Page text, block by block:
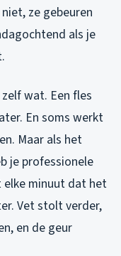
ze gebeuren
als je
wat. Een fles
En soms werkt
Maar als het
je professionele
elke minuut dat het
Vet stolt verder,
en de geur